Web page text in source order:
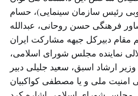
رئیس سازمان سینمایی)، حسام
فرهنگی حسن روحانی، عبدالله
مقام دبیرکل جبهه مشارکت ایران
نماینده مجلس شورای اسلامی،
ارشاد اسبق، سعید جلیلی دبیر
امنیت ملی و یا مصطفی کواکبیان